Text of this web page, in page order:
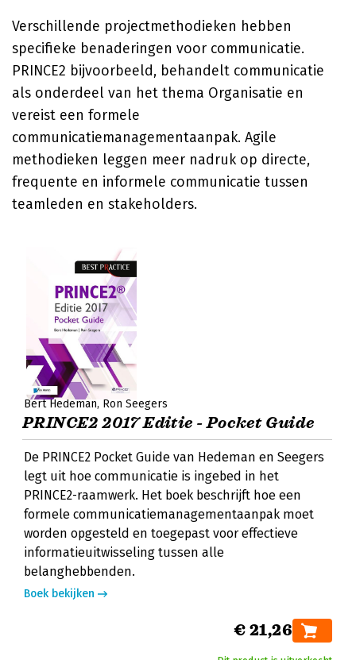
Verschillende projectmethodieken hebben
specifieke benaderingen voor communicatie.
PRINCE2 bijvoorbeeld, behandelt communicatie
als onderdeel van het thema Organisatie en
vereist een formele
communicatiemanagementaanpak. Agile
methodieken leggen meer nadruk op directe,
frequente en informele communicatie tussen
teamleden en stakeholders.
Bert Hedeman Ron Seegers
PRINCE2 2017 Editie - Pocket Guide
De PRINCE2 Pocket Guide van Hedeman en Seegers
legt uit hoe communicatie is ingebed in het
PRINCE2-raamwerk. Het boek beschrijft hoe een
formele communicatiemanagementaanpak moet
worden opgesteld en toegepast voor effectieve
informatieuitwisseling tussen alle
belanghebbenden.
Boek bekijken
€ 21,26